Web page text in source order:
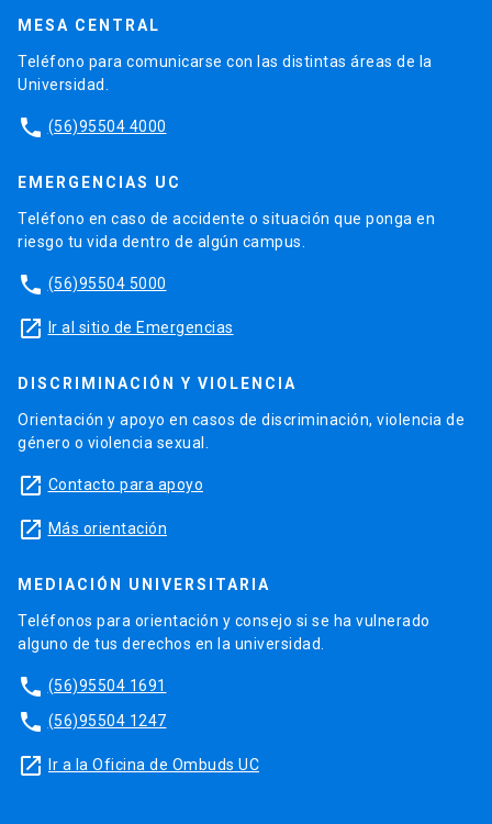
MESA CENTRAL
Teléfono para comunicarse con las distintas áreas de la
Universidad.
phone (56)95504 4000
EMERGENCIAS UC
Teléfono en caso de accidente o situación que ponga en
riesgo tu vida dentro de algún campus.
phone (56)95504 5000
launch Ir al sitio de Emergencias
DISCRIMINACIÓN Y VIOLENCIA
Orientación y apoyo en casos de discriminación, violencia de
género o violencia sexual.
launch Contacto para apoyo
launch Más orientación
MEDIACIÓN UNIVERSITARIA
Teléfonos para orientación y consejo si se ha vulnerado
alguno de tus derechos en la universidad.
phone (56)95504 1691
phone (56)95504 1247
launch Ir a la Oficina de Ombuds UC